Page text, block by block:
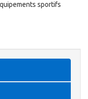
sportifs